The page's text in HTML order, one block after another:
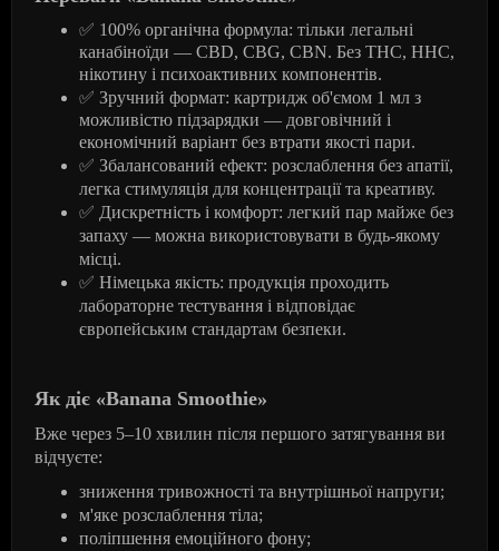
✅ 100% органічна формула: тільки легальні
канабіноїди — CBD, CBG, CBN. Без THC, HHC,
нікотину і психоактивних компонентів.
✅ Зручний формат: картридж об'ємом 1 мл з
можливістю підзарядки — довговічний і
економічний варіант без втрати якості пари.
✅ Збалансований ефект: розслаблення без апатії,
легка стимуляція для концентрації та креативу.
✅ Дискретність і комфорт: легкий пар майже без
запаху — можна використовувати в будь-якому
місці.
✅ Німецька якість: продукція проходить
лабораторне тестування і відповідає
європейським стандартам безпеки.
Як діє «Banana Smoothie»
Вже через 5–10 хвилин після першого затягування ви
відчуєте:
зниження тривожності та внутрішньої напруги;
м'яке розслаблення тіла;
поліпшення емоційного фону;